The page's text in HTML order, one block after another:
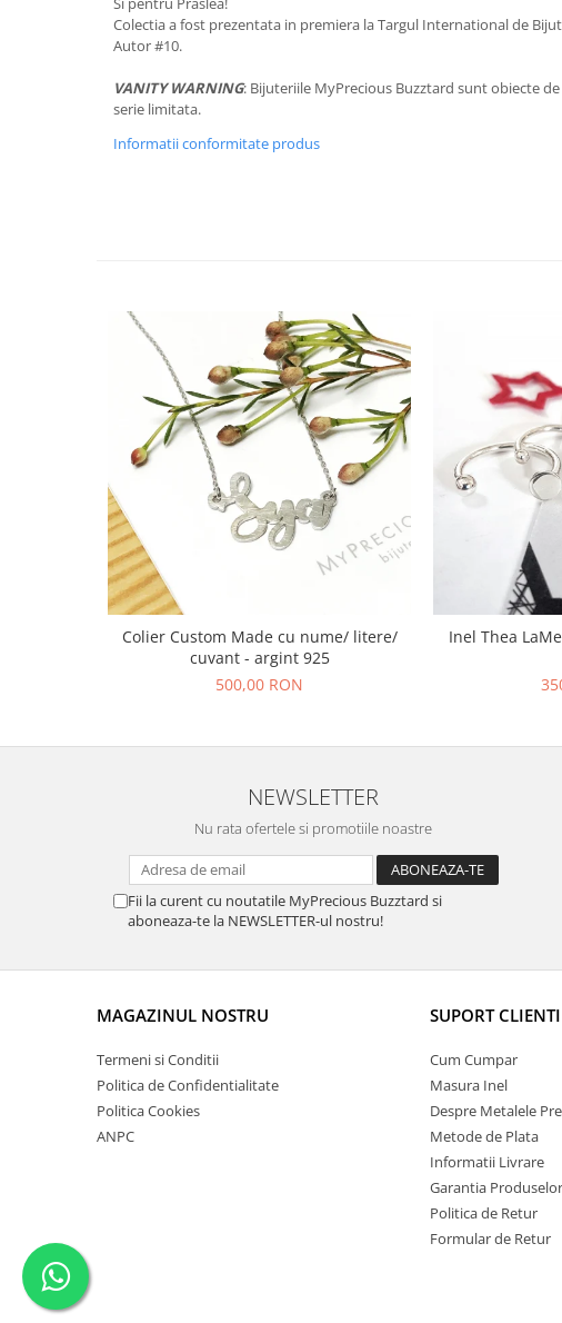
Colectia a fost prezentata in premiera la Targul International de
Autor #10.
VANITY WARNING: Bijuteriile MyPrecious Buzztard sunt obiecte
serie limitata.
Informatii conformitate produs
Colier Custom Made cu nume/ litere/
cuvant - argint 925
500,00 RON
Inel Thea
NEWSLETTER
Nu rata ofertele si promotiile noastre
Fii la curent cu noutatile MyPrecious Buzztard si
aboneaza-te la NEWSLETTER-ul nostru!
MAGAZINUL NOSTRU
Termeni si Conditii
Politica de Confidentialitate
Politica Cookies
ANPC
SUPORT CLIENTI
Cum Cumpar
Masura Inel
Despre Metalele
Metode de Plata
Informatii Livrare
Garantia Produselor
Politica de Retur
Formular de Retur